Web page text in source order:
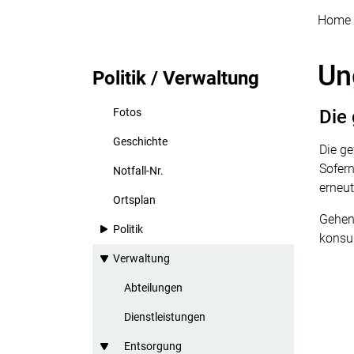
Home
Politik / Verwaltung
Fotos
Geschichte
Notfall-Nr.
Ortsplan
Politik
Verwaltung
Abteilungen
Dienstleistungen
Entsorgung
Die
Die